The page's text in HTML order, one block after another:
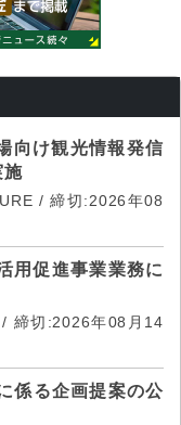
向け観光情報発信
施
/ 締切:2026年08
用促進事業業務に
締切:2026年08月14
係る企画提案の公